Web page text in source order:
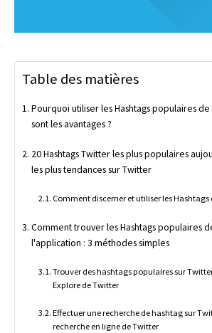
Table des matières
Pourquoi utiliser les Hashtags populaires
sont les avantages ?
20 Hashtags Twitter les plus populaires
les plus tendances sur Twitter
Comment discerner et utiliser les
Comment trouver les Hashtags populaires
l'application : 3 méthodes simples
Trouver des hashtags populaires sur
Explore de Twitter
Effectuer une recherche de hashtag sur
recherche en ligne de Twitter